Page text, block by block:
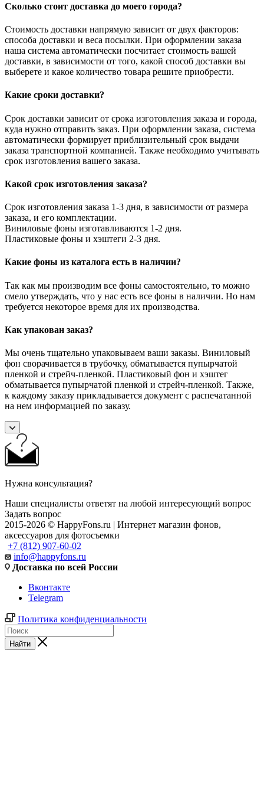
Сколько стоит доставка до моего города?
Стоимость доставки напрямую зависит от двух факторов:
способа доставки и веса посылки. При оформлении заказа
наша система автоматически посчитает стоимость вашей
доставки, в зависимости от того, какой способ доставки вы
выберете и какое количество товара решите приобрести.
Какие сроки доставки?
Срок доставки зависит от срока изготовления заказа и города,
куда нужно отправить заказ. При оформлении заказа, система
автоматически формирует приблизительный срок выдачи
заказа транспортной компанией. Также необходимо учитывать
срок изготовления вашего заказа.
Какой срок изготовления заказа?
Срок изготовления заказа 1-3 дня, в зависимости от размера
заказа, и его комплектации.
Виниловые фоны изготавливаются 1-2 дня.
Пластиковые фоны и хэштеги 2-3 дня.
Какие фоны из каталога есть в наличии?
Так как мы производим все фоны самостоятельно, то можно
смело утверждать, что у нас есть все фоны в наличии. Но нам
требуется некоторое время для их производства.
Как упакован заказ?
Мы очень тщательно упаковываем ваши заказы. Виниловый
фон сворачивается в трубочку, обматывается пупырчатой
пленкой и стрейч-пленкой. Пластиковый фон и хэштег
обматывается пупырчатой пленкой и стрейч-пленкой. Также,
к каждому заказу прикладывается документ с распечатанной
на нем информацией по заказу.
Нужна консультация?
Наши специалисты ответят на любой интересующий вопрос
Задать вопрос
2015-2026 © HappyFons.ru | Интернет магазин фонов,
аксессуаров для фотосъемки
+7 (812) 907-60-02
info@happyfons.ru
Доставка по всей России
Вконтакте
Telegram
Политика конфиденциальности
Найти